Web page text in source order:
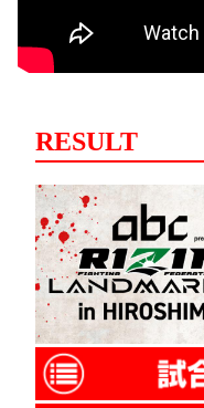
RESULT